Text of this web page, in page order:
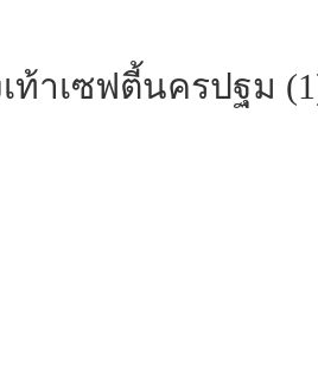
ท้าเซฟตี้นครปฐม